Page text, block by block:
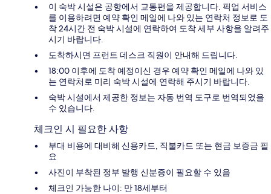
이 숙박 시설은 공항에서 교통편을 제공합니다. 픽업 서비스
를 이용하려면 예약 확인 메일에 나와 있는 연락처 정보로 도
착 24시간 전 숙박 시설에 연락하여 도착 세부 사항을 알려주
시기 바랍니다.
도착하시면 프런트 데스크 직원이 안내해 드립니다.
18:00 이후에 도착 예정이신 경우 예약 확인 메일에 나와 있
는 연락처로 미리 숙박 시설에 연락해 주시기 바랍니다.
숙박 시설에서 제공한 정보는 자동 번역 도구로 번역되었을
수 있습니다.
체크인 시 필요한 사항
부대 비용에 대비해 신용카드, 직불카드 또는 현금 보증금 필
요
사진이 부착된 정부 발행 신분증이 필요할 수 있음
체크인 가능한 나이: 만 18세부터